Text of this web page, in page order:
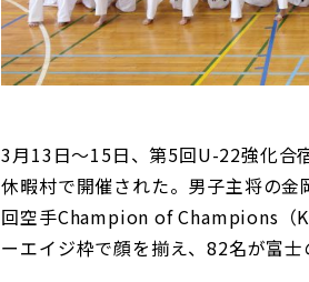
3月13日～15日、第5回U-22強化合
休暇村で開催された。男子主将の
回空手Champion of Champions（
ーエイジ枠で顔を揃え、82名が富